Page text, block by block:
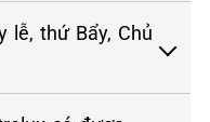
lễ, thứ Bẩy, Chủ